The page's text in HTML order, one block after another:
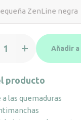
ZenLine negra
Añadir a
producto
las quemaduras